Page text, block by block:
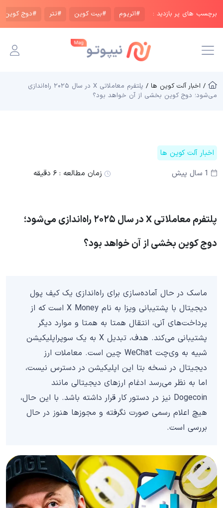
برچسب های پر بازدید : #اتریوم #بیت کوین #تتر #دوج کوین
/ اخبار آلت کوین ها /
پلتفرم معاملاتی X در سال ۲۰۲۵ راه‌اندازی
می‌شود؛ دوج کوین بخشی از آن خواهد بود؟
اخبار آلت کوین ها
1 سال پیش
زمان مطالعه : ۶ دقیقه
پلتفرم معاملاتی X در سال ۲۰۲۵ راه‌اندازی می‌شود؛
دوج کوین بخشی از آن خواهد بود؟
ماسک در حال آماده‌سازی برای راه‌اندازی یک کیف پول
دیجیتال با پشتیبانی ویزا به نام X Money است که از
پرداخت‌های آنی، انتقال همتا به همتا و موارد دیگر
پشتیبانی می‌کند. هدف، تبدیل X به یک سوپراپلیکیشن
شبیه به وی‌چت WeChat چین است. معاملات ارز
دیجیتال در نسخه بتا این اپلیکیشن در دسترس نیست،
اما به نظر می‌رسد ادغام ارزهای دیجیتالی مانند
Dogecoin نیز در دستور کار قرار داشته باشد. با این حال،
هیچ اعلام رسمی صورت نگرفته و مجوزها هنوز در حال
بررسی است.